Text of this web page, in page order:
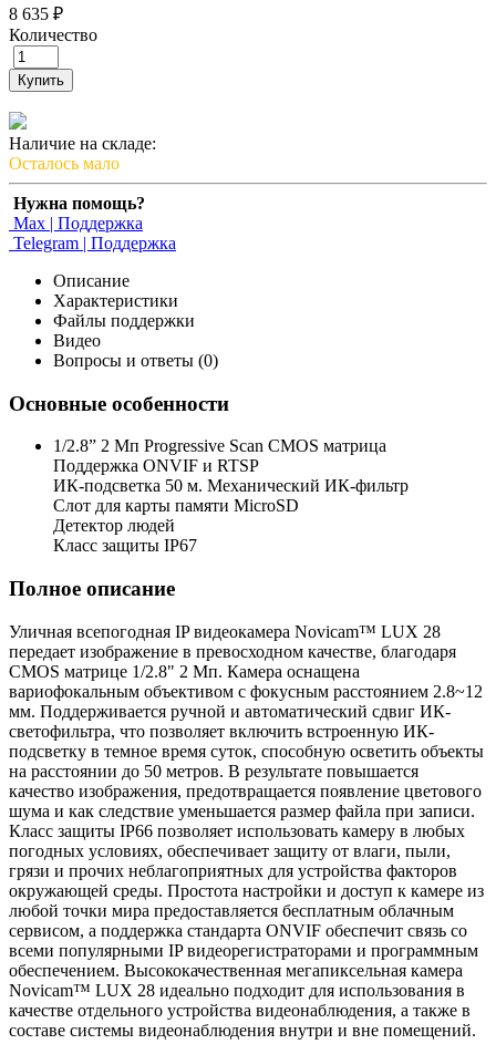
8 635 ₽
Количество
Купить
Наличие на складе:
Осталось мало
Нужна помощь?
Max | Поддержка
Telegram | Поддержка
Описание
Характеристики
Файлы поддержки
Видео
Вопросы и ответы (0)
Основные особенности
1/2.8” 2 Мп Progressive Scan CMOS матрица
Поддержка ONVIF и RTSP
ИК-подсветка 50 м. Механический ИК-фильтр
Слот для карты памяти MicroSD
Детектор людей
Класс защиты IP67
Полное описание
Уличная всепогодная IP видеокамера Novicam™ LUX 28
передает изображение в превосходном качестве, благодаря
CMOS матрице 1/2.8" 2 Мп. Камера оснащена
вариофокальным объективом с фокусным расстоянием 2.8~12
мм. Поддерживается ручной и автоматический сдвиг ИК-
светофильтра, что позволяет включить встроенную ИК-
подсветку в темное время суток, способную осветить объекты
на расстоянии до 50 метров. В результате повышается
качество изображения, предотвращается появление цветового
шума и как следствие уменьшается размер файла при записи.
Класс защиты IP66 позволяет использовать камеру в любых
погодных условиях, обеспечивает защиту от влаги, пыли,
грязи и прочих неблагоприятных для устройства факторов
окружающей среды. Простота настройки и доступ к камере из
любой точки мира предоставляется бесплатным облачным
сервисом, а поддержка стандарта ONVIF обеспечит связь со
всеми популярными IP видеорегистраторами и программным
обеспечением. Высококачественная мегапиксельная камера
Novicam™ LUX 28 идеально подходит для использования в
качестве отдельного устройства видеонаблюдения, а также в
составе системы видеонаблюдения внутри и вне помещений.